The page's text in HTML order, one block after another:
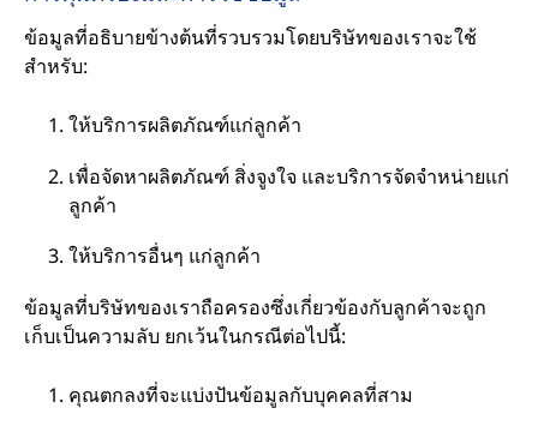
ข้อมูลที่อธิบายข้างต้นที่รวบรวมโดยบริษัทของเราจะใช้
สำหรับ:
ให้บริการผลิตภัณฑ์แก่ลูกค้า
เพื่อจัดหาผลิตภัณฑ์ สิ่งจูงใจ และบริการจัดจำหน่ายแก่
ลูกค้า
ให้บริการอื่นๆ แก่ลูกค้า
ข้อมูลที่บริษัทของเราถือครองซึ่งเกี่ยวข้องกับลูกค้าจะถูก
เก็บเป็นความลับ ยกเว้นในกรณีต่อไปนี้:
คุณตกลงที่จะแบ่งปันข้อมูลกับบุคคลที่สาม